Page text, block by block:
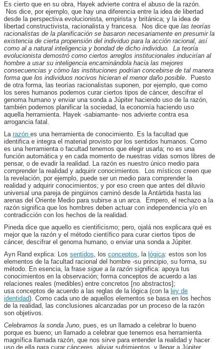
Es cierto que en su obra, Hayek advierte contra el abuso de la razón.
Nos dice, por ejemplo, que hay una diferencia entre la idea de libertad
desde la perspectiva evolucionista, empirista y británica; y la idea de
libertad constructivista, racionalista y francesa. Nos dice que las teorías
racionalistas de la planificación se basaron necesariamente en presumir la
existencia de cierta propensión del individuo para la acción racional, así
como al a natural inteligencia y bondad de dicho individuo. La teoría
evolucionista demostró como ciertos arreglos institucionales inducirían al
hombre a usar su inteligencia encaminándola hacia las mejores
consecuencias y cómo las instituciones podrían concebirse de tal manera
forma que los individuos nocivos hicieran el menor daño posible. Puesto
de otra forma, las teorías racionalistas suponen, por ejemplo, que como
los seres humanos podemos curar ciertos tipos de cáncer, descifrar el
genoma humano y enviar una sonda a Júpiter haciendo uso de la razón,
también podemos planificar la sociedad, la economía haciendo uso
aquella herramienta. Hayek -sabiamante- nos advierte contra esa
arrogancia fatal.
La razón es una herramienta de conocimiento. Es la facultad que
identifica e integra el material provisto por los sentidos humanos. Como
es una herramienta o facultad tenemos que elegir usarla; no es una
función automática y en cada momento de nuestras vidas somos libres de
pensar, o de evadir la realidad. La razón es nuestro único medio para
comprender la realidad y adquirir conocimientos. Los místicos creen que
la revelación, por ejemplo, puede ser un medio para comprender la
realidad y adquirir conocimientos; y por eso creen que antes del diluvio
universal una pareja de pingüinos caminó desde la Antártida hasta las
arenas del Oriente Medio para subirse a un arca. Empero, el rechazo a la
razón significa que los hombres deben actuar con independencia y/o en
contradicción con los hechos de la realidad.
Pineda dice que aquello es cientificismo; pero, ojalá nos explicara qué es
mejor que la razón y el método científico para curar ciertos tipos de
cáncer, descifrar el genoma humano, o enviar una sonda a Júpiter.
Ayn Rand explica: Los sentidos, los conceptos, la lógica: estos son los
elementos de la facultad racional del hombre -su principio, su forma, su
método. En esencia, la frase sigue a la razón significa: apoya tus
conocimientos en la observación; forma conceptos de acuerdo a las
relaciones reales (medibles) entre concretos [no abstractos];
usa conceptos de acuerdo a las reglas de la lógica (con la ley de
identidad). Como cada uno de aquellos elementos se basa en los hechos
de la realidad, las conclusiones alcanzadas por un proceso de la razón
son objetivos.
Celebramos la sonda Juno, pues, es un llamado a celebrar lo bueno
porque es bueno; un llamado a celebrar que tenemos esa herramienta
magnífica llamada razón, que nos sirve para entender la realidad y hacer
uso de ella para curar cánceres, aliviar sufrimientos, y llegar a Júpiter